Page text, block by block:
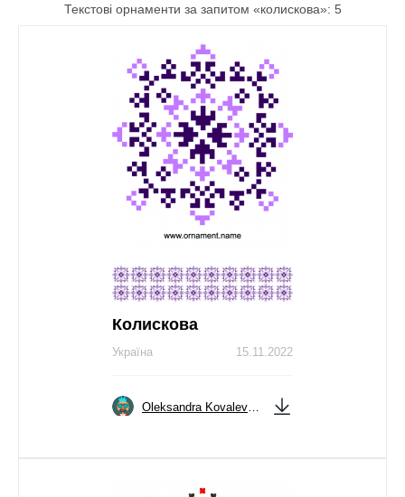
Текстові орнаменти за запитом «колискова»: 5
Колискова
15.11.2022
Україна
Oleksandra Kovalevska